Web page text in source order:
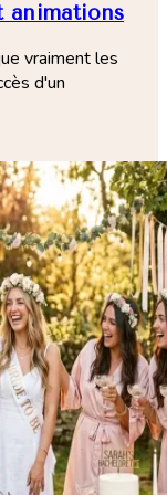
animations
vraiment les
d'un